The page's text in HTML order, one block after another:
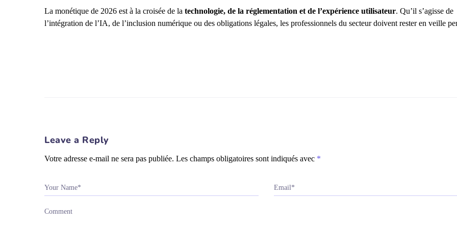
La monétique de 2026 est à la croisée de la technologie, de la réglementation et de l’expérience utilisateur. Qu’il s’agisse de
l’intégration de l’IA, de l’inclusion numérique ou des obligations légales, les professionnels du secteur doivent rester en veille
Leave a Reply
Votre adresse e-mail ne sera pas publiée. Les champs obligatoires sont indiqués avec *
Your Name* Email*
Comment